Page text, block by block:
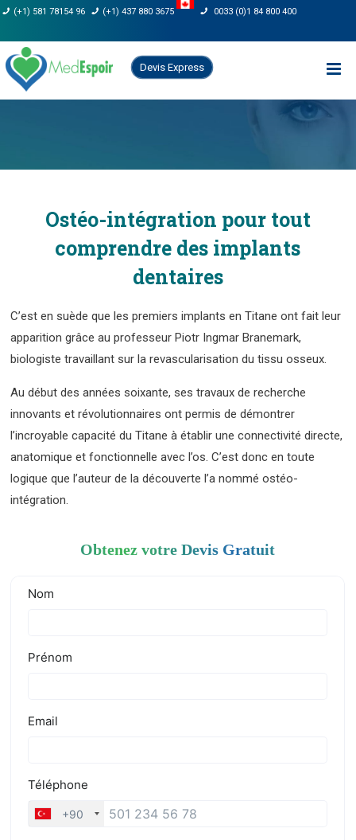
Skip
content
(+1) 581 78154 96 (+1) 437 880 3675 0033 (0)1 84 800 400
Devis Express
Ostéo-intégration pour tout
comprendre des implants
dentaires
C’est en suède que les premiers implants en Titane ont fait leur
apparition grâce au professeur Piotr Ingmar Branemark,
biologiste travaillant sur la revascularisation du tissu osseux.
Au début des années soixante, ses travaux de recherche
innovants et révolutionnaires ont permis de démontrer
l’incroyable capacité du Titane à établir une connectivité directe,
anatomique et fonctionnelle avec l’os. C’est donc en toute
logique que l’auteur de la découverte l’a nommé ostéo-
intégration.
Obtenez votre Devis Gratuit